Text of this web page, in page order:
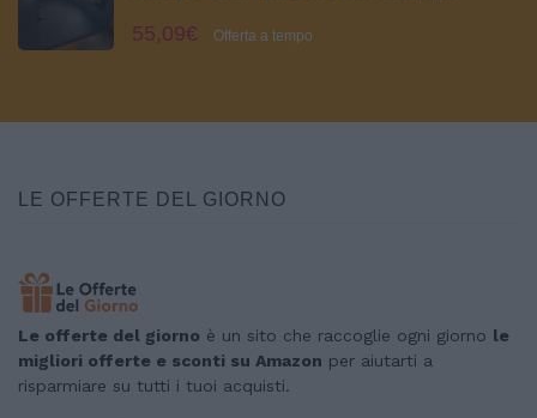
Finestra Visibile, Lavabile in Lavatrice, per
55,09€ Offerta a tempo
LE OFFERTE DEL GIORNO
Le offerte del giorno è un sito che raccoglie ogni giorno le
migliori offerte e sconti su Amazon per aiutarti a
risparmiare su tutti i tuoi acquisti.